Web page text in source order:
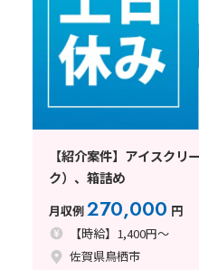
【紹介案件】アイスクリ
ク）、箱詰め
月収例270,000 円
【時給】1,400円～
佐賀県鳥栖市